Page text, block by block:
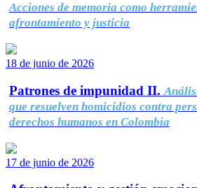
Acciones de memoria como
afrontamiento y justicia
18 de junio de 2026
Patrones de impunidad II.
que resuelven homicidios contra
derechos humanos en Colombia
17 de junio de 2026